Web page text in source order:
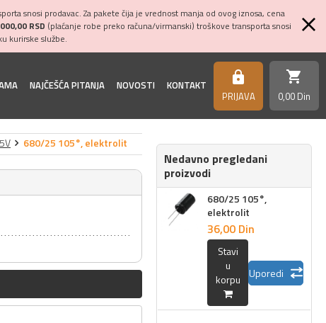
snosi prodavac. Za pakete čija je vrednost manja od ovog iznosa, cena
RSD (plaćanje robe preko računa/virmanski) troškove transporta snosi
kurirske službe.
NAJČEŠĆA PITANJA NOVOSTI KONTAKT https
PRIJAVA
shopping_cart
0,00 Din
680/25 105°, elektrolit
Nedavno pregledani
proizvodi
680/25 105°,
elektrolit
36,00 Din
Stavi
u
korpu
Uporedi